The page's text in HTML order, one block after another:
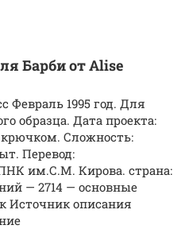
Барби от Alise
Февраль 1995 год. Для
образца. Дата проекта:
крючком. Сложность:
Перевод:
им.С.М. Кирова. страна:
— 2714 — основные
Источник описания